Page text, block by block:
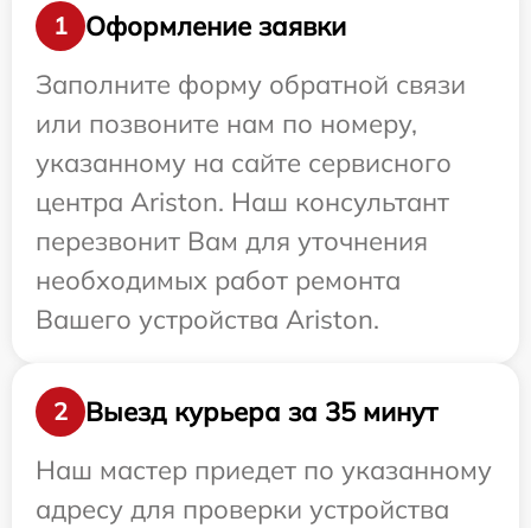
1
Оформление заявки
Заполните форму обратной связи
или позвоните нам по номеру,
указанному на сайте сервисного
центра Ariston. Наш консультант
перезвонит Вам для уточнения
необходимых работ ремонта
Вашего устройства Ariston.
2
Выезд курьера за 35 минут
Наш мастер приедет по указанному
адресу для проверки устройства